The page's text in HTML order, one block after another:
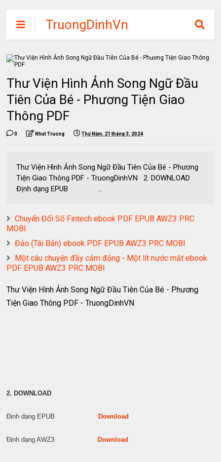
TruongDinhVn
Chia sẽ ebook,
các khóa học,
tập miễn phí
Thư Viện Hình Ảnh Song Ngữ Đầu
Tiên Của Bé - Phương Tiện Giao
Thông PDF
0 Nhut Truong Thứ Năm, 21 tháng 3, 2024
Thư Viện Hình Ảnh Song Ngữ Đầu Tiên Của Bé - Phương
Tiện Giao Thông PDF - TruongDinhVN 2. DOWNLOAD
Định dạng EPUB ...
Chuyển Đổi Số Fintech ebook PDF EPUB AWZ3 PRC
MOBI
Đảo (Tái Bản) ebook PDF EPUB AWZ3 PRC MOBI
Một câu chuyện đầy cảm động - Một lít nước mắt ebook
PDF EPUB AWZ3 PRC MOBI
Thư Viện Hình Ảnh Song Ngữ Đầu Tiên Của Bé - Phương
Tiện Giao Thông PDF - TruongDinhVN
2. DOWNLOAD
Định dạng EPUB Download
Định dạng AWZ3 Download